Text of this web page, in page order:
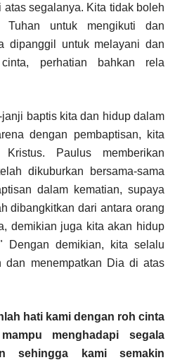
atas segalanya. Kita tidak boleh
Tuhan untuk mengikuti dan
dipanggil untuk melayani dan
perhatian bahkan rela
baptis kita dan hidup dalam
dengan pembaptisan, kita
Paulus memberikan
dikuburkan bersama-sama
dalam kematian, supaya
dibangkitkan dari antara orang
demikian juga kita akan hidup
Dengan demikian, kita selalu
dan menempatkan Dia di atas
hati kami dengan roh cinta
menghadapi segala
sehingga kami semakin